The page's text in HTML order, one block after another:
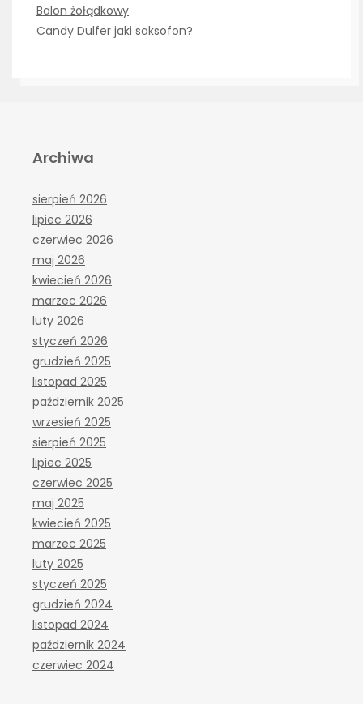
Balon żołądkowy
Candy Dulfer jaki saksofon?
Archiwa
sierpień 2026
lipiec 2026
czerwiec 2026
maj 2026
kwiecień 2026
marzec 2026
luty 2026
styczeń 2026
grudzień 2025
listopad 2025
październik 2025
wrzesień 2025
sierpień 2025
lipiec 2025
czerwiec 2025
maj 2025
kwiecień 2025
marzec 2025
luty 2025
styczeń 2025
grudzień 2024
listopad 2024
październik 2024
czerwiec 2024